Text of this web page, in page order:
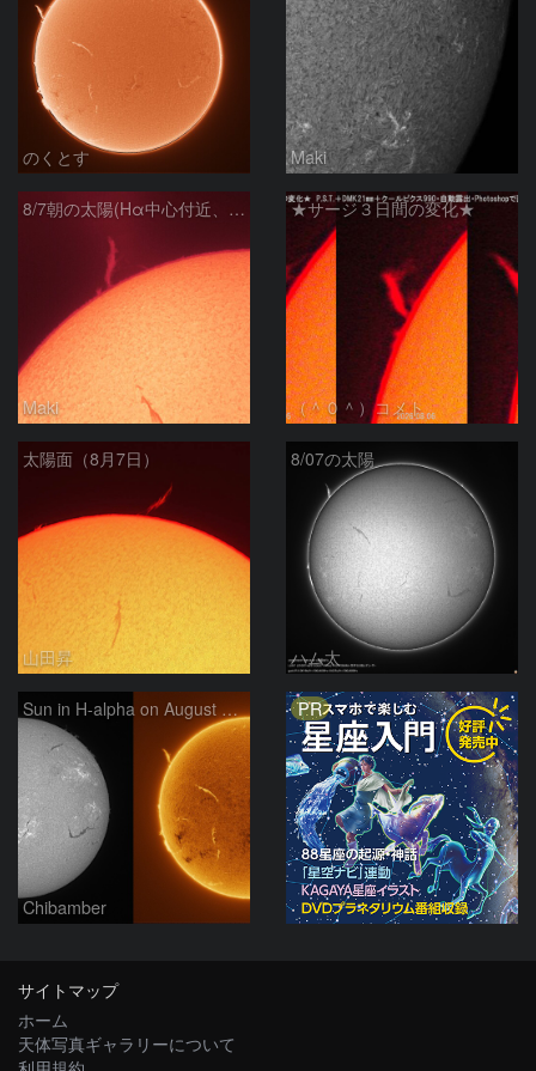
のくとす Maki
8/7朝の太陽(Hα中心付近、プロミネンス)
Maki
★サージ３日間の変化★
（＾０＾）コメト
太陽面（8月7日）
山田昇
8/07の太陽
ハム太
Sun in H-alpha on August 7, 2026
Chibamber
PR
サイトマップ
ホーム
天体写真ギャラリーについて